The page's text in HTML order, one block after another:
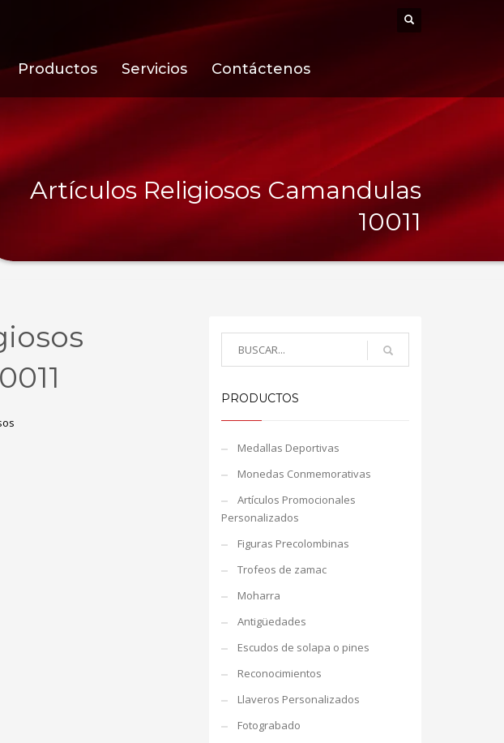
Productos Servicios Contáctenos
Artículos Religiosos Camandulas
10011
PRODUCTOS
Medallas Deportivas
Monedas Conmemorativas
Artículos Promocionales
Personalizados
Figuras Precolombinas
Trofeos de zamac
Moharra
Antigüedades
Escudos de solapa o pines
Reconocimientos
Llaveros Personalizados
Fotograbado